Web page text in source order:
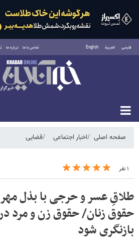
فارسی العربية English تماس با ما درباره ما
جمعه ۱۶ مرداد ۱۴۰۵
صفحه اصلی اخبار اجتماعی قضایی
۱ نفر
طلاقِ عسر و حرجی با بذل
حقوق زنان/ حقوق زن و مرد در
بازنگری شود